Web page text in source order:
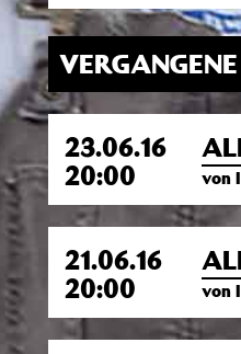
23.06.16
20:00
von
21.06.16
20:00
von